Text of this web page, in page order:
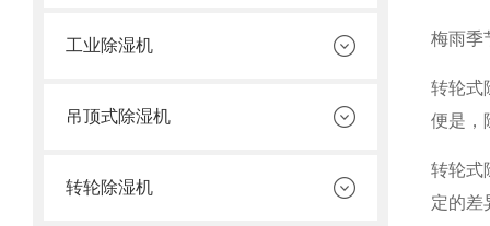
工业除湿机
吊顶式除湿机
转轮除湿机
梅雨季
转轮式
便是，
转轮式
定的差